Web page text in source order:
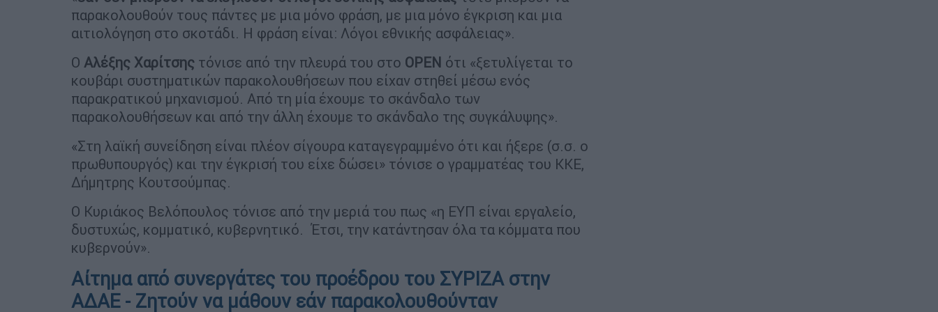
παρακολουθούν τους πάντες με μια μόνο φράση, με μια μόνο έγκριση και μια
αιτιολόγηση στο σκοτάδι. Η φράση είναι: Λόγοι εθνικής ασφάλειας».
Ο Αλέξης Χαρίτσης τόνισε από την πλευρά του στο OPEN ότι «ξετυλίγεται το
κουβάρι συστηματικών παρακολουθήσεων που είχαν στηθεί μέσω ενός
παρακρατικού μηχανισμού. Από τη μία έχουμε το σκάνδαλο των
παρακολουθήσεων και από την άλλη έχουμε το σκάνδαλο της συγκάλυψης».
«Στη λαϊκή συνείδηση είναι πλέον σίγουρα καταγεγραμμένο ότι και ήξερε (σ.σ. ο
πρωθυπουργός) και την έγκρισή του είχε δώσει» τόνισε ο γραμματέας του ΚΚΕ,
Δήμητρης Κουτσούμπας.
Ο Κυριάκος Βελόπουλος τόνισε από την μεριά του πως «η ΕΥΠ είναι εργαλείο,
δυστυχώς, κομματικό, κυβερνητικό. Έτσι, την κατάντησαν όλα τα κόμματα που
κυβερνούν».
Αίτημα από συνεργάτες του προέδρου του ΣΥΡΙΖΑ στην
ΑΔΑΕ - Ζητούν να μάθουν εάν παρακολουθούνταν